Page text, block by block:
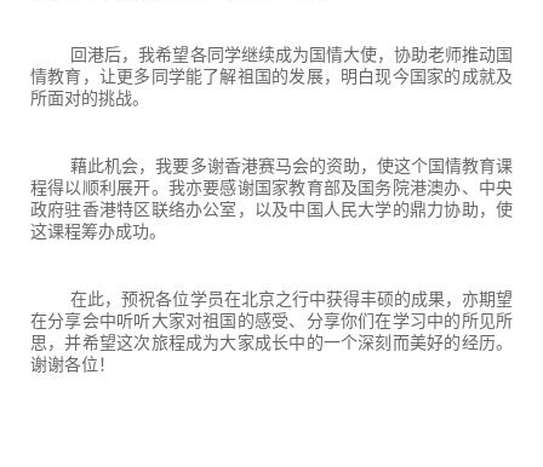
回港后，我希望各同学继续成为国情大使，协助老师推动国
情教育，让更多同学能了解祖国的发展，明白现今国家的成就及
所面对的挑战。
藉此机会，我要多谢香港赛马会的资助，使这个国情教育课
程得以顺利展开。我亦要感谢国家教育部及国务院港澳办、中央
政府驻香港特区联络办公室，以及中国人民大学的鼎力协助，使
这课程筹办成功。
在此，预祝各位学员在北京之行中获得丰硕的成果，亦期望
在分享会中听听大家对祖国的感受、分享你们在学习中的所见所
思，并希望这次旅程成为大家成长中的一个深刻而美好的经历。
谢谢各位！